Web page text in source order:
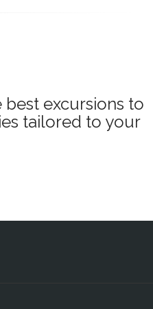
excursions to
tailored to your